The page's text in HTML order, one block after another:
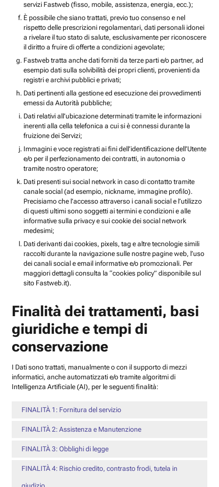
servizi Fastweb (fisso, mobile, assistenza, energia, ecc.);
È possibile che siano trattati, previo tuo consenso e nel
rispetto delle prescrizioni regolamentari, dati personali idonei
a rivelare il tuo stato di salute, esclusivamente per riconoscere
il diritto a fruire di offerte a condizioni agevolate;
Fastweb tratta anche dati forniti da terze parti e/o partner, ad
esempio dati sulla solvibilità dei propri clienti, provenienti da
registri e archivi pubblici e privati;
Dati pertinenti alla gestione ed esecuzione dei provvedimenti
emessi da Autorità pubbliche;
Dati relativi all’ubicazione determinati tramite le informazioni
inerenti alla cella telefonica a cui si è connessi durante la
fruizione dei Servizi;
Immagini e voce registrati ai fini dell’identificazione dell’Utente
e/o per il perfezionamento dei contratti, in autonomia o
tramite nostro operatore;
Dati presenti sui social network in caso di contatto tramite
canale social (ad esempio, nickname, immagine profilo).
Precisiamo che l’accesso attraverso i canali social e l’utilizzo
di questi ultimi sono soggetti ai termini e condizioni e alle
informative sulla privacy e sui cookie dei social network
medesimi;
Dati derivanti dai cookies, pixels, tag e altre tecnologie simili
raccolti durante la navigazione sulle nostre pagine web, l’uso
dei canali social e email informative e/o promozionali. Per
maggiori dettagli consulta la “cookies policy” disponibile sul
sito Fastweb.it).
Finalità dei trattamenti, basi
giuridiche e tempi di
conservazione
I Dati sono trattati, manualmente o con il supporto di mezzi
informatici, anche automatizzati e/o tramite algoritmi di
Intelligenza Artificiale (AI), per le seguenti finalità:
FINALITÀ 1: Fornitura del servizio
FINALITÀ 2: Assistenza e Manutenzione
FINALITÀ 3: Obblighi di legge
FINALITÀ 4: Rischio credito, contrasto frodi, tutela in